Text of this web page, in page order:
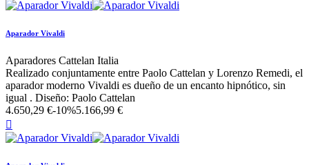
Aparador Vivaldi
Aparadores Cattelan Italia
Realizado conjuntamente entre Paolo Cattelan y Lorenzo Remedi, el
aparador moderno Vivaldi es dueño de un encanto hipnótico, sin
igual . Diseño: Paolo Cattelan
4.650,29 €-10%5.166,99 €
